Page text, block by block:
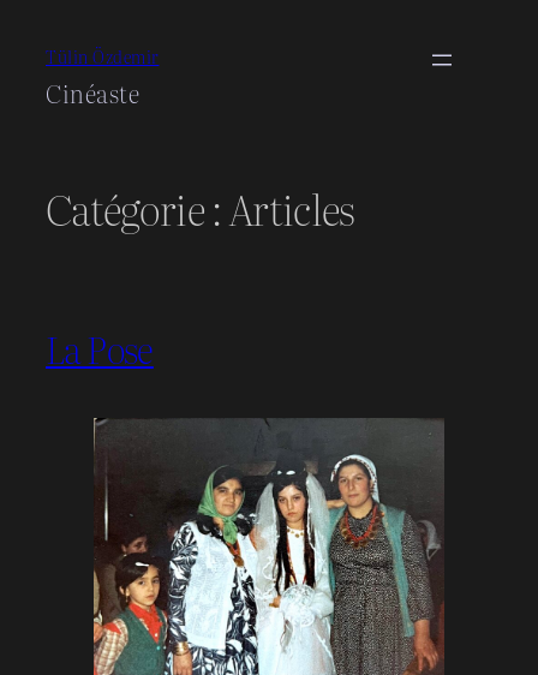
Tülin Özdemir
Cinéaste
Catégorie : Articles
La Pose